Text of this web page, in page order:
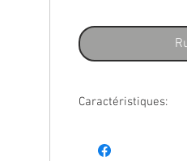
Caractéristiques:
modèle Concert